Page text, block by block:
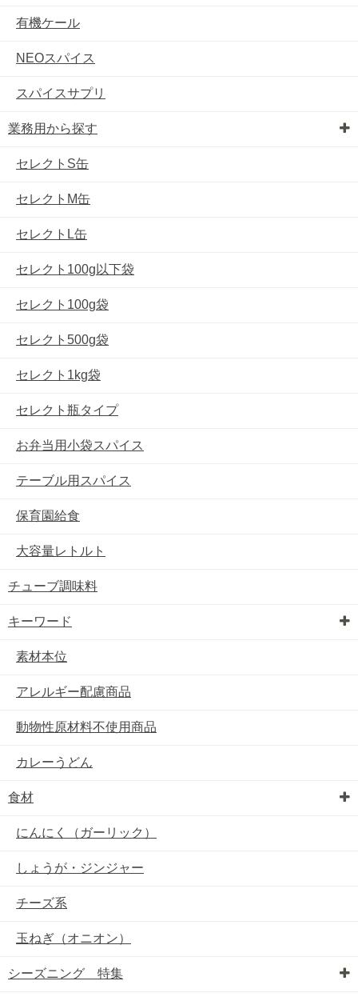
有機ケール
NEOスパイス
スパイスサプリ
業務用から探す
セレクトS缶
セレクトM缶
セレクトL缶
セレクト100g以下袋
セレクト100g袋
セレクト500g袋
セレクト1kg袋
セレクト瓶タイプ
お弁当用小袋スパイス
テーブル用スパイス
保育園給食
大容量レトルト
チューブ調味料
キーワード
素材本位
アレルギー配慮商品
動物性原材料不使用商品
カレーうどん
食材
にんにく（ガーリック）
しょうが・ジンジャー
チーズ系
玉ねぎ（オニオン）
シーズニング 特集